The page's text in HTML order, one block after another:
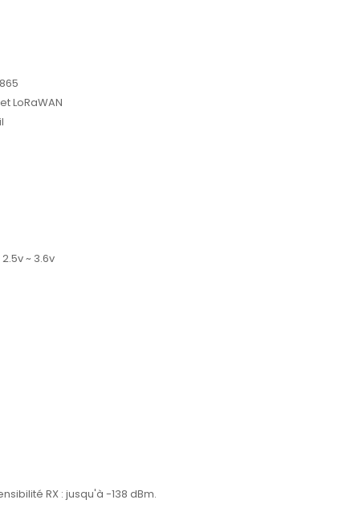
LoRaWAN
~ 3.6v
RX : jusqu'à -138 dBm.